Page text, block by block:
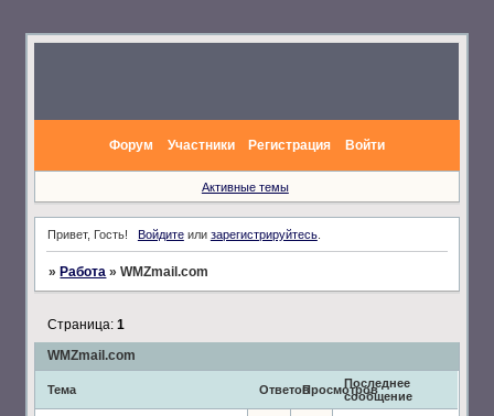
Форум Участники Регистрация Войти
Активные темы
Привет, Гость! Войдитеили зарегистрируйтесь.
» Работа »WMZmail.com
WMZmail.com
Страница:1
Тема ОтветовПросмотровПоследнее
сообщение